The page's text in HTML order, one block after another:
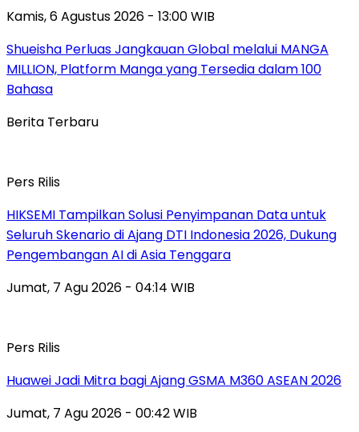
Kamis, 6 Agustus 2026 - 13:00 WIB
Shueisha Perluas Jangkauan Global melalui MANGA
MILLION, Platform Manga yang Tersedia dalam 100
Bahasa
Berita Terbaru
Pers Rilis
HIKSEMI Tampilkan Solusi Penyimpanan Data untuk
Seluruh Skenario di Ajang DTI Indonesia 2026, Dukung
Pengembangan AI di Asia Tenggara
Jumat, 7 Agu 2026 - 04:14 WIB
Pers Rilis
Huawei Jadi Mitra bagi Ajang GSMA M360 ASEAN 2026
Jumat, 7 Agu 2026 - 00:42 WIB